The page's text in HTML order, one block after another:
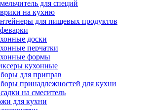
для специй
на кухню
для пищевых продуктов
доски
перчатки
формы
кухонные
для приправ
принадлежностей для кухни
на смеситель
для кухни